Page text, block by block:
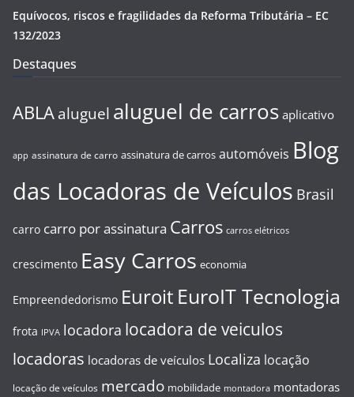
Equívocos, riscos e fragilidades da Reforma Tributária – EC
132/2023
Destaques
ABLA aluguel aluguel de carros aplicativo
app assinatura de carro assinatura de carros automóveis Blog
das Locadoras de Veículos Brasil
carro carro por assinatura Carros carros elétricos
crescimento Easy Carros economia
Empreendedorismo Euroit EuroIT Tecnologia
frota IPVA locadora locadora de veiculos
locadoras locadoras de veículos Localiza locação
locação de veículos mercado mobilidade montadora montadoras